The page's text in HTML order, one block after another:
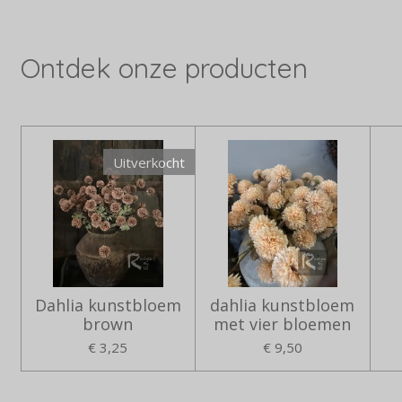
Ontdek onze producten
Uitverkocht
Dahlia kunstbloem
brown
€ 3,25
dahlia kunstbloem
met vier bloemen
€ 9,50